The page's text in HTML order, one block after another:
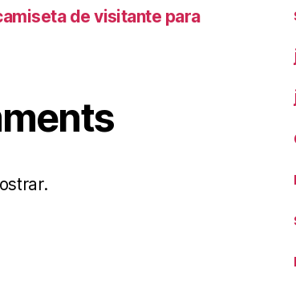
de visitante para